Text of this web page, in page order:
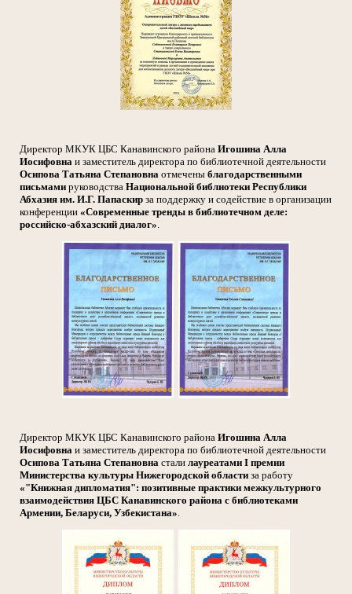
Директор МКУК ЦБС Канавинского района Игошина Алла
Иосифовна и заместитель директора по библиотечной деятельности
Осипова Татьяна Степановна отмечены благодарственными
письмами руководства Национальной библиотеки Республики
Абхазия им. И.Г. Папаскир за поддержку и содействие в организации
конференции «Современные тренды в библиотечном деле:
российско-абхазский диалог».
Директор МКУК ЦБС Канавинского района Игошина Алла
Иосифовна и заместитель директора по библиотечной деятельности
Осипова Татьяна Степановна стали лауреатами I премии
Министерства культуры Нижегородской области за работу
«"Книжная дипломатия": позитивные практики межкультурного
взаимодействия ЦБС Канавинского района с библиотеками
Армении, Беларуси, Узбекистана».